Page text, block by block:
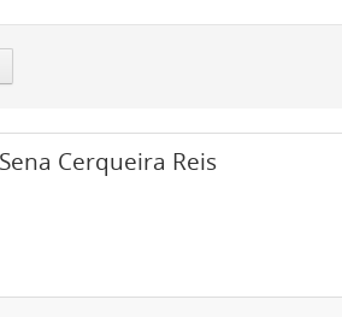
Cerqueira Reis